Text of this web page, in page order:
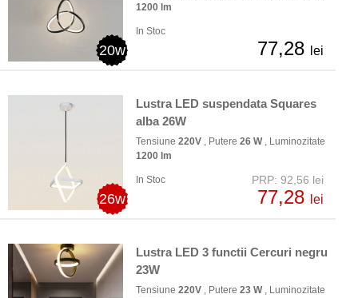
20w
1200 lm
In Stoc
77,28 lei
26w
Lustra LED suspendata Squares
alba 26W
Tensiune 220V , Putere 26 W, Luminozitate
1200 lm
In Stoc PRP: 92,56 lei
77,28 lei
Lustra LED 3 functii Cercuri negru
23W
Tensiune 220V , Putere 23 W, Luminozitate